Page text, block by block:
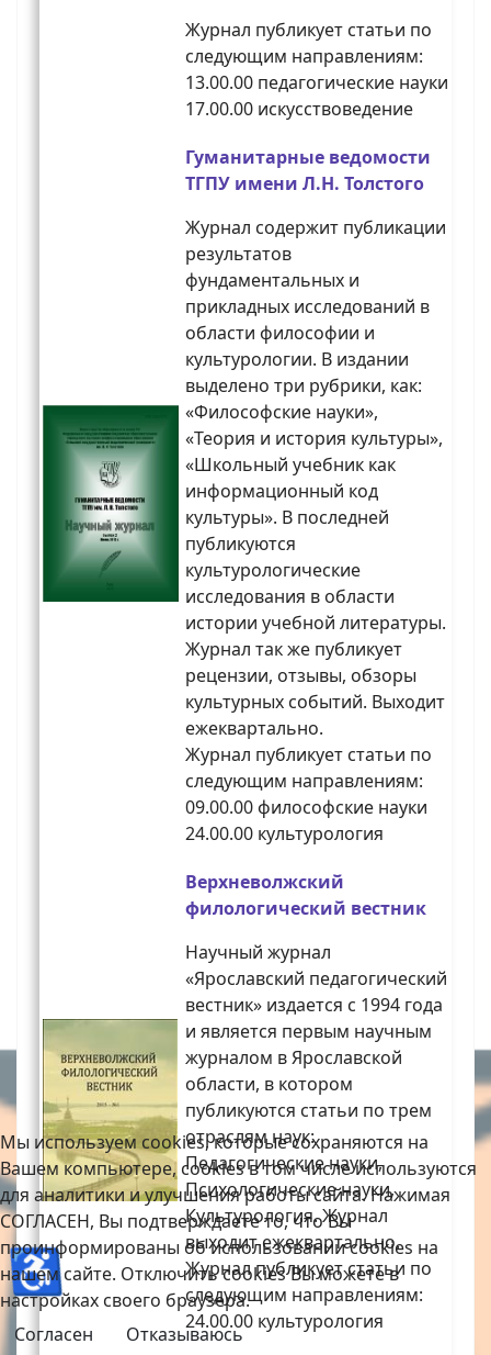
Журнал публикует статьи по
следующим направлениям:
13.00.00 педагогические науки
17.00.00 искусствоведение
Гуманитарные ведомости
ТГПУ имени Л.Н. Толстого
Журнал содержит публикации
результатов
фундаментальных и
прикладных исследований в
области философии и
культурологии. В издании
выделено три рубрики, как:
«Философские науки»,
«Теория и история культуры»,
«Школьный учебник как
информационный код
культуры». В последней
публикуются
культурологические
исследования в области
истории учебной литературы.
Журнал так же публикует
рецензии, отзывы, обзоры
культурных событий. Выходит
ежеквартально.
Журнал публикует статьи по
следующим направлениям:
09.00.00 философские науки
24.00.00 культурология
Верхневолжский
филологический вестник
Научный журнал
«Ярославский педагогический
вестник» издается с 1994 года
и является первым научным
журналом в Ярославской
области, в котором
публикуются статьи по трем
отраслям наук:
Педагогические науки,
Психологические науки,
Культурология. Журнал
выходит ежеквартально.
Журнал публикует статьи по
следующим направлениям:
24.00.00 культурология
Мы используем cookies, которые сохраняются на
Вашем компьютере, cookies в том числе используются
для аналитики и улучшения работы сайта. Нажимая
СОГЛАСЕН, Вы подтверждаете то, что Вы
проинформированы об использовании cookies на
нашем сайте. Отключить cookies Вы можете в
настройках своего браузера.
Согласен
Отказываюсь